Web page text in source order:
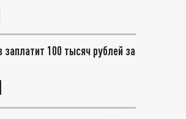
заплатит 100 тысяч рублей за